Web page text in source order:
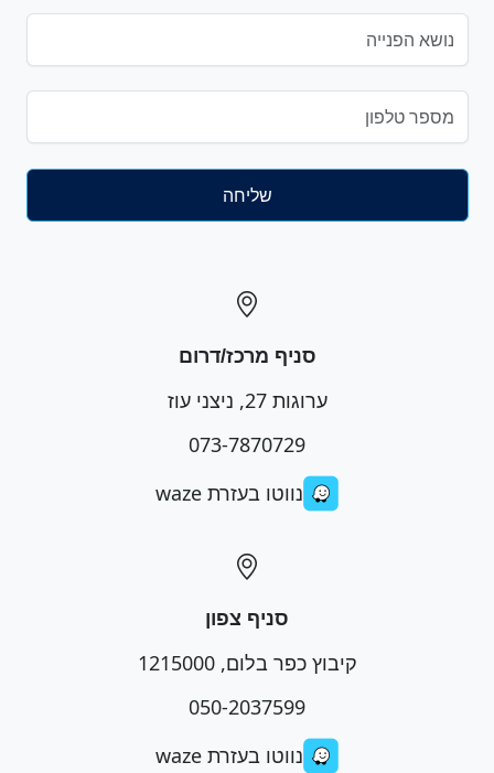
סניף מרכז/דרום
ערוגות 27, ניצני עוז
073-7870729
נווטו בעזרת waze
סניף צפון
קיבוץ כפר בלום, 1215000
050-2037599
נווטו בעזרת waze